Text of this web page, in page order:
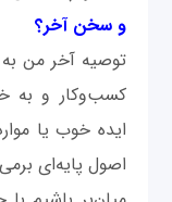
و سخن آخر؟
توصیه آخر من
کسب‌‌و‌کار و به
ایده خوب یا
اصول پایه‌ای